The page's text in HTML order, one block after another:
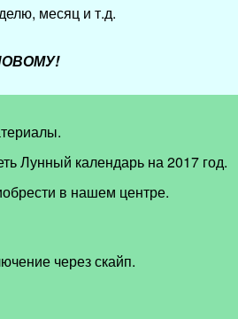
месяц и т.д.
Лунный календарь на 2017 год.
в нашем центре.
через скайп.